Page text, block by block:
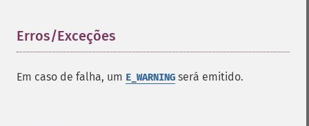
Erros/Exceções
Em caso de falha, um E_WARNING será emitido.